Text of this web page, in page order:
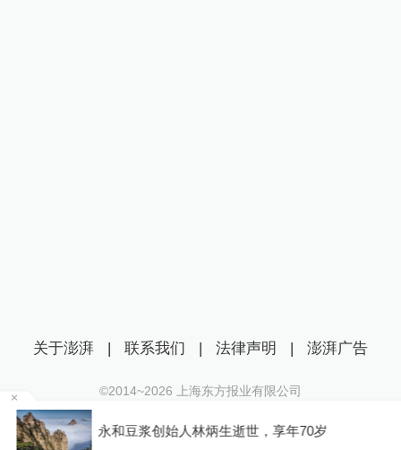
永和豆浆创始人林炳生逝世，享年70岁
关于澎湃 | 联系我们 | 法律声明 | 澎湃广告
©2014~2026 上海东方报业有限公司
沪ICP证：沪B2-20170116 | 沪ICP备14003370号
互联网新闻信息服务许可证：31120170006